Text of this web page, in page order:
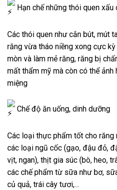
Hạn chế những thói quen xấu
Các thói quen như cắn bút, mút
răng vừa tháo niềng xong cực
mòn và làm mẻ răng, răng bị
mất thẩm mỹ mà còn có thể
miệng
Chế độ ăn uống, dinh dưỡng
Các loại thực phẩm tốt cho răng
các loại ngũ cốc (gạo, đậu đỏ,
vịt, ngan), thịt gia súc (bò, heo,
các chế phẩm từ sữa như bơ,
củ quả, trái cây tươi,…